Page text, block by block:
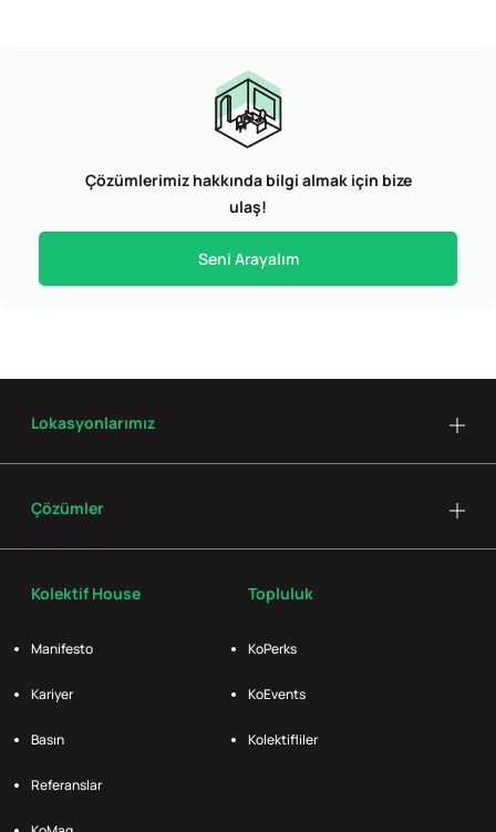
Çözümlerimiz hakkında bilgi almak için bize
ulaş!
Seni Arayalım
Kolektif House
Manifesto
Kariyer
Basın
Referanslar
Topluluk
KoPerks
KoEvents
Kolektifliler
Lokasyonlarımız
Çözümler